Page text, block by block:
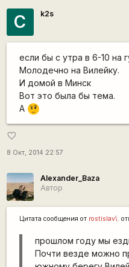
С k2s
если бы с утра в 6-10 на
Молодечно на Вилейку.
И домой в Минск
Вот это была бы тема.
А ???
favorite_border
8 Окт, 2014 22:57
Alexander_Baza
Автор
Цитата сообщения от rostislav\.
прошлом году мы
Почти везде можно